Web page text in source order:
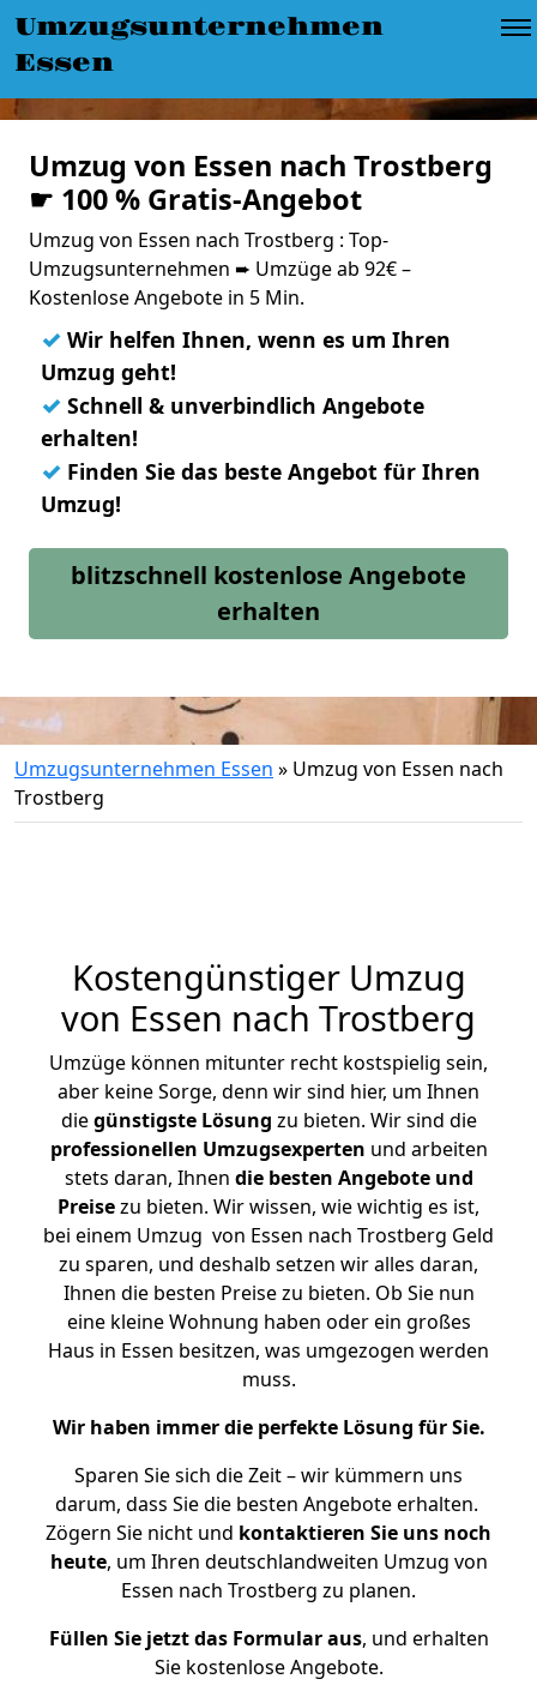
Umzugsunternehmen
Essen
Umzug von Essen nach Trostberg
☛ 100 % Gratis-Angebot
Umzug von Essen nach Trostberg : Top-
Umzugsunternehmen ➨ Umzüge ab 92€ –
Kostenlose Angebote in 5 Min.
✓ Wir helfen Ihnen, wenn es um Ihren
Umzug geht!
✓ Schnell & unverbindlich Angebote
erhalten!
✓ Finden Sie das beste Angebot für Ihren
Umzug!
blitzschnell kostenlose Angebote
erhalten
Umzugsunternehmen Essen » Umzug von Essen nach
Trostberg
Kostengünstiger Umzug
von Essen nach Trostberg
Umzüge können mitunter recht kostspielig sein,
aber keine Sorge, denn wir sind hier, um Ihnen
diegünstigste Lösung zu bieten. Wir sind die
professionellen Umzugsexperten und arbeiten
stets daran, Ihnen die besten Angebote und
Preisezu bieten. Wir wissen, wie wichtig es ist,
bei einem Umzug von Essen nach Trostberg Geld
zu sparen, und deshalb setzen wir alles daran,
Ihnen die besten Preise zu bieten. Ob Sie nun
eine kleine Wohnung haben oder ein großes
Haus in Essen besitzen, was umgezogen werden
muss.
Wir haben immer die perfekte Lösung für Sie.
Sparen Sie sich die Zeit – wir kümmern uns
darum, dass Sie die besten Angebote erhalten.
Zögern Sie nicht und kontaktieren Sie uns noch
heute, um Ihren deutschlandweiten Umzug von
Essen nach Trostberg zu planen.
Füllen Sie jetzt das Formular aus, und erhalten
Sie kostenlose Angebote.